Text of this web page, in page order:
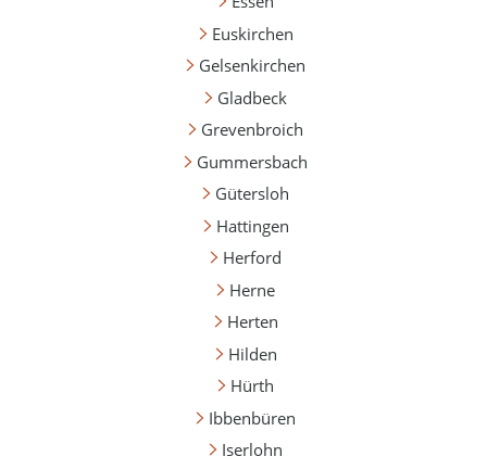
Euskirchen
Gelsenkirchen
Gladbeck
Grevenbroich
Gummersbach
Gütersloh
Hattingen
Herford
Herne
Herten
Hilden
Hürth
Ibbenbüren
Iserlohn